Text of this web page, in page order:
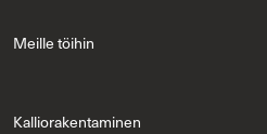
Meil­le töi­hin
Kal­lio­ra­ken­ta­mi­nen